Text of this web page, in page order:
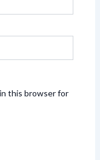
this browser for